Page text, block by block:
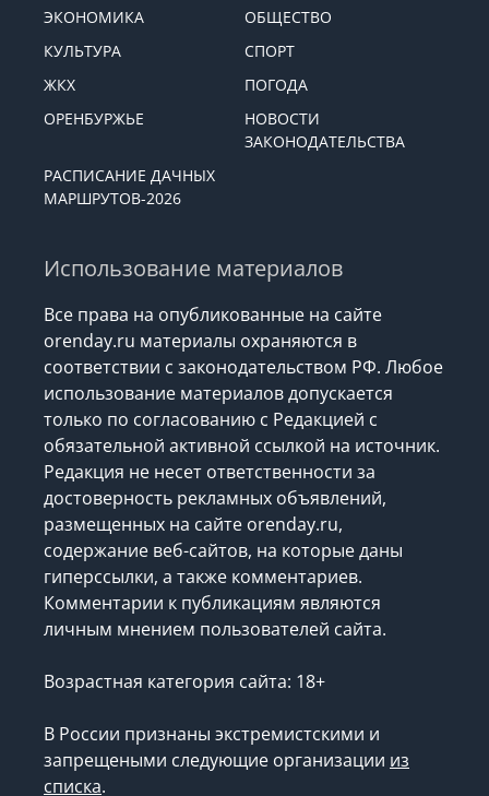
ЭКОНОМИКА
ОБЩЕСТВО
КУЛЬТУРА
СПОРТ
ЖКХ
ПОГОДА
ОРЕНБУРЖЬЕ
НОВОСТИ
ЗАКОНОДАТЕЛЬСТВА
РАСПИСАНИЕ ДАЧНЫХ
МАРШРУТОВ-2026
Использование материалов
Все права на опубликованные на сайте
orenday.ru материалы охраняются в
соответствии с законодательством РФ. Любое
использование материалов допускается
только по согласованию с Редакцией с
обязательной активной ссылкой на источник.
Редакция не несет ответственности за
достоверность рекламных объявлений,
размещенных на сайте orenday.ru,
содержание веб-сайтов, на которые даны
гиперссылки, а также комментариев.
Комментарии к публикациям являются
личным мнением пользователей сайта.
Возрастная категория сайта: 18+
В России признаны экстремистскими и
запрещеными следующие организации из
списка.